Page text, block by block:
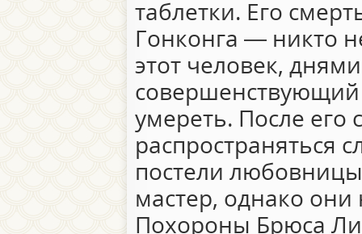
таблетки. Его
Гонконга — никто
этот человек,
умереть. После его
распространяться
постели
мастер, однако
Похороны Брюса